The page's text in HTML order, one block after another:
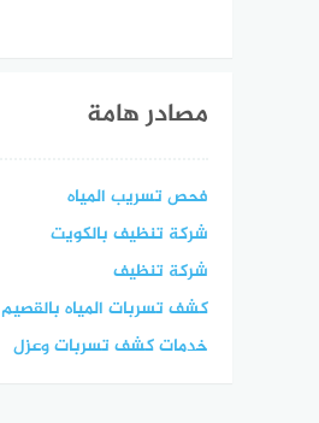
مصادر هامة
فحص تسريب المياه
شركة تنظيف بالكويت
شركة تنظيف
كشف تسربات المياه بالقصيم
خدمات كشف تسربات وعزل